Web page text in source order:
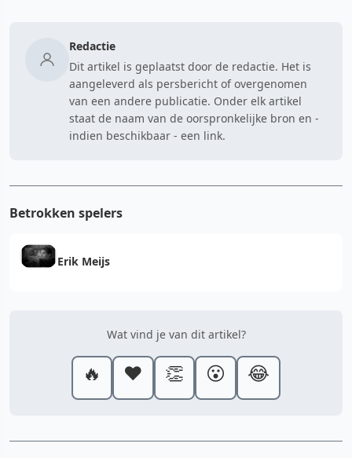
Redactie
Dit artikel is geplaatst door de redactie. Het is
aangeleverd als persbericht of overgenomen
van een andere publicatie. Onder elk artikel
staat de naam van de oorspronkelijke bron en -
indien beschikbaar - een link.
Betrokken spelers
Erik Meijs
Wat vind je van dit artikel?
🔥 ❤️ 👏 😮 😂